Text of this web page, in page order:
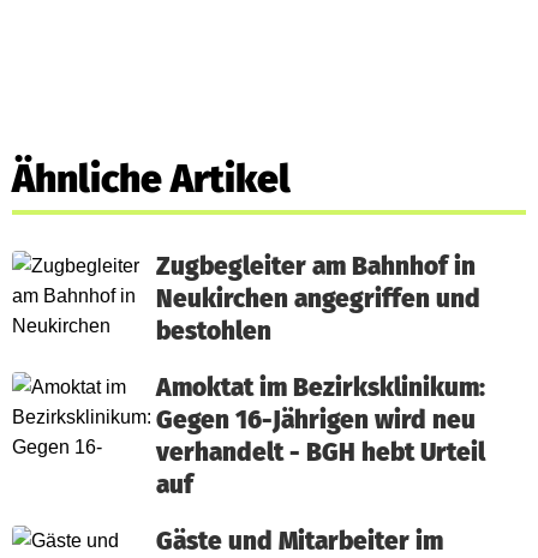
Ähnliche Artikel
Zugbegleiter am Bahnhof in
Neukirchen angegriffen und
bestohlen
Amoktat im Bezirksklinikum:
Gegen 16-Jährigen wird neu
verhandelt - BGH hebt Urteil
auf
Gäste und Mitarbeiter im